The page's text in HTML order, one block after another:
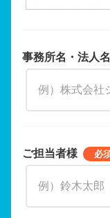
事務所名・法人名
ご担当者様